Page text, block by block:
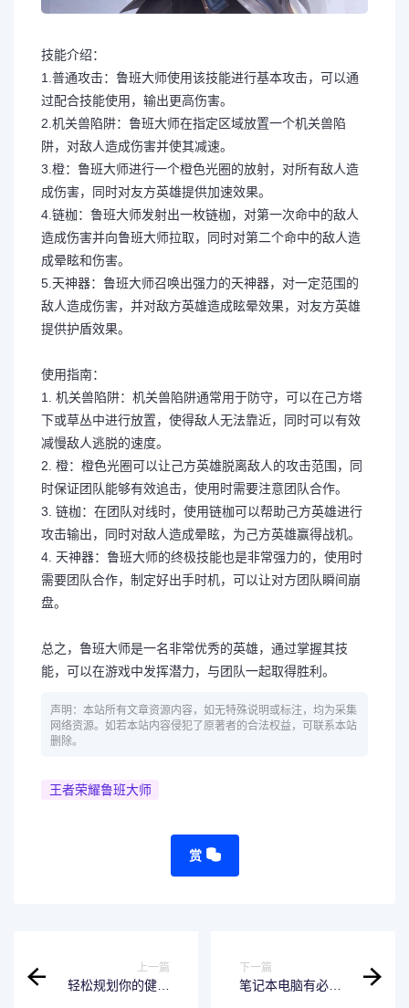
技能介绍：
1.普通攻击：鲁班大师使用该技能进行基本攻击，可以通
过配合技能使用，输出更高伤害。
2.机关兽陷阱：鲁班大师在指定区域放置一个机关兽陷
阱，对敌人造成伤害并使其减速。
3.橙：鲁班大师进行一个橙色光圈的放射，对所有敌人造
成伤害，同时对友方英雄提供加速效果。
4.链枷：鲁班大师发射出一枚链枷，对第一次命中的敌人
造成伤害并向鲁班大师拉取，同时对第二个命中的敌人造
成晕眩和伤害。
5.天神器：鲁班大师召唤出强力的天神器，对一定范围的
敌人造成伤害，并对敌方英雄造成眩晕效果，对友方英雄
提供护盾效果。
使用指南：
1. 机关兽陷阱：机关兽陷阱通常用于防守，可以在己方塔
下或草丛中进行放置，使得敌人无法靠近，同时可以有效
减慢敌人逃脱的速度。
2. 橙：橙色光圈可以让己方英雄脱离敌人的攻击范围，同
时保证团队能够有效追击，使用时需要注意团队合作。
3. 链枷：在团队对线时，使用链枷可以帮助己方英雄进行
攻击输出，同时对敌人造成晕眩，为己方英雄赢得战机。
4. 天神器：鲁班大师的终极技能也是非常强力的，使用时
需要团队合作，制定好出手时机，可以让对方团队瞬间崩
盘。
总之，鲁班大师是一名非常优秀的英雄，通过掌握其技
能，可以在游戏中发挥潜力，与团队一起取得胜利。
声明：本站所有文章资源内容，如无特殊说明或标注，均为采集
网络资源。如若本站内容侵犯了原著者的合法权益，可联系本站
删除。
王者荣耀鲁班大师
赏
上一篇
轻松规划你的健康
下一篇
笔记本电脑有必要